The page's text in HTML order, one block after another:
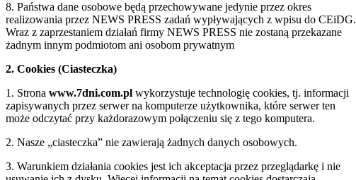
8. Państwa dane osobowe będą przechowywane jedynie przez okres
realizowania przez NEWS PRESS zadań wypływających z wpisu do CEiDG.
Wraz z zaprzestaniem działań firmy NEWS PRESS nie zostaną przekazane
żadnym innym podmiotom ani osobom prywatnym
2. Cookies (Ciasteczka)
1. Strona www.7dni.com.pl wykorzystuje technologię cookies, tj. informacji
zapisywanych przez serwer na komputerze użytkownika, które serwer ten
może odczytać przy każdorazowym połączeniu się z tego komputera.
2. Nasze „ciasteczka” nie zawierają żadnych danych osobowych.
3. Warunkiem działania cookies jest ich akceptacja przez przeglądarkę i nie